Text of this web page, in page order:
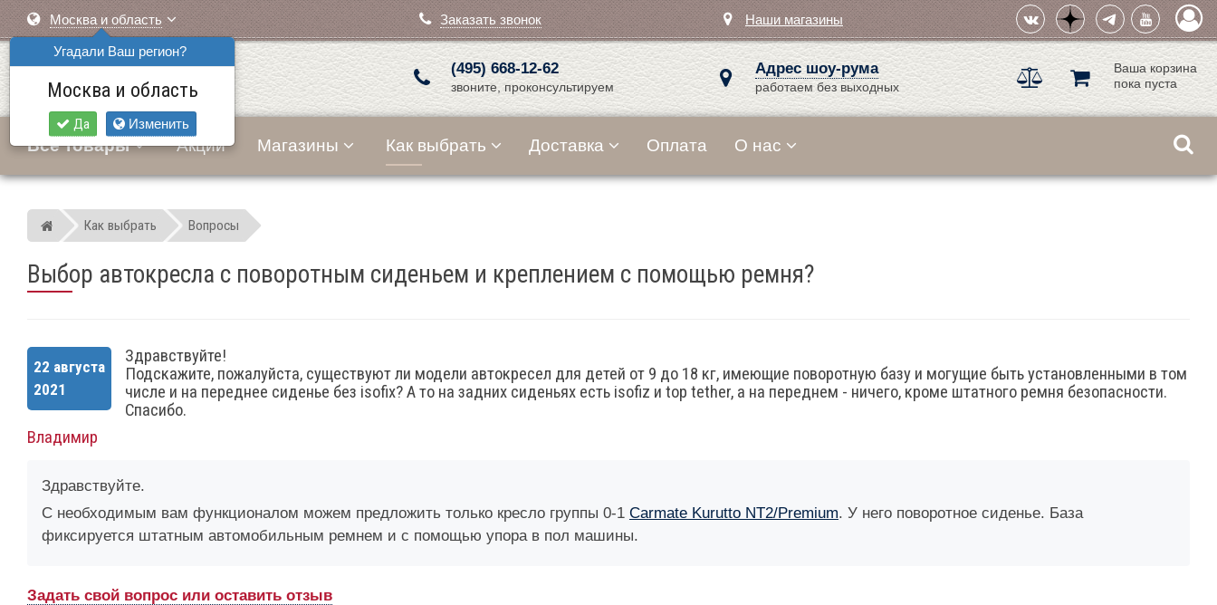
Москва и область
Угадали Ваш регион?
Москва и область
Да Изменить
Заказать звонок Наши магазины
(495) 668-12-62
звоните, проконсультируем
Адрес шоу-рума
работаем без выходных
Ваша корзина
пока пуста
Все товары Акции Магазины Как выбрать Доставка Оплата О нас
Мир детских автокресел
Как выбрать Вопросы
Выбор автокресла с поворотным сиденьем и креплением с помощью ремня?
22 августа
2021
Здравствуйте!
Подскажите, пожалуйста, существуют ли модели автокресел для детей от 9 до 18 кг, имеющие поворотную базу и могущие быть установленными в том
числе и на переднее сиденье без isofix? А то на задних сиденьях есть isofiz и top tether, а на переднем - ничего, кроме штатного ремня безопасности.
Спасибо.
Владимир
Здравствуйте.
С необходимым вам функционалом можем предложить только кресло группы 0-1 Carmate Kurutto NT2/Premium. У него поворотное сиденье. База
фиксируется штатным автомобильным ремнем и с помощью упора в пол машины.
Задать свой вопрос или оставить отзыв